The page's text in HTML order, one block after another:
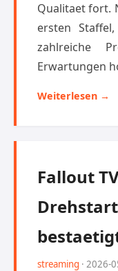
Qualitaet fort.
ersten
zahlreiche
Erwartungen
Weiterlesen →
Fallout
streaming · 2026-